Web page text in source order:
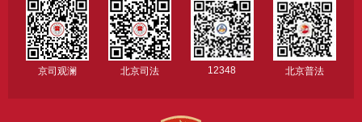
京司观澜 北京司法 12348 北京普法